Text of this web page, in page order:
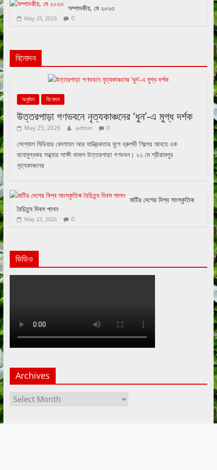
সম্পাদকীয়, মে ২০২৩
May 25, 2023 0
বিনোদন
অনুষ্ঠান বিনোদন
উত্তরপাড়া গণভবনে নৃত্যকাঞ্চনের ‘ধুন’-এ মুগ্ধ দর্শক
May 25, 2026 admin 0
সোশ্যাল মিডিয়ার কোলাহল আর যান্ত্রিকতার যুগে ধ্রুপদী শিল্পের আবহে এক
মনোমুগ্ধকর সন্ধ্যার সাক্ষী থাকল উত্তরপাড়া গণভবন। ২২ মে শ্রীরামপুর
নৃত্যকাঞ্চনের
মাটির দেশের বিশ্ব সাংস্কৃতিক
বৈচিত্র্য দিবস পালন
May 23, 2026 0
ভিডিও
Archives
Archives